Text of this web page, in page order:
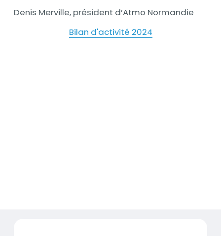
Denis Merville, président d’Atmo Normandie
Bilan d'activité 2024